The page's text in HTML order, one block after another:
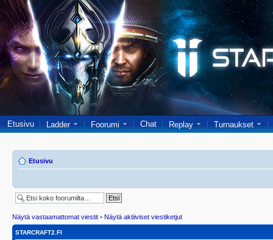
Etusivu Ladder Foorumi Chat Replay Turnaukset
Etusivu
Näytä vastaamattomat viestit • Näytä aktiiviset viestiketjut
STARCRAFT2.FI